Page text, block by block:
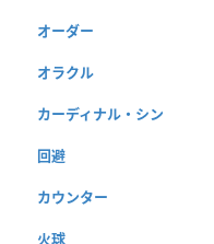
オーダー
オラクル
カーディナル・シン
回避
カウンター
火球